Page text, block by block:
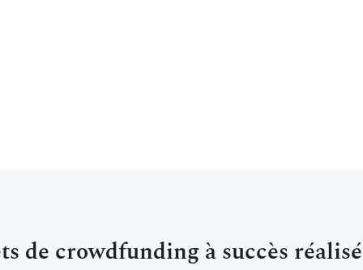
de crowdfunding à succès